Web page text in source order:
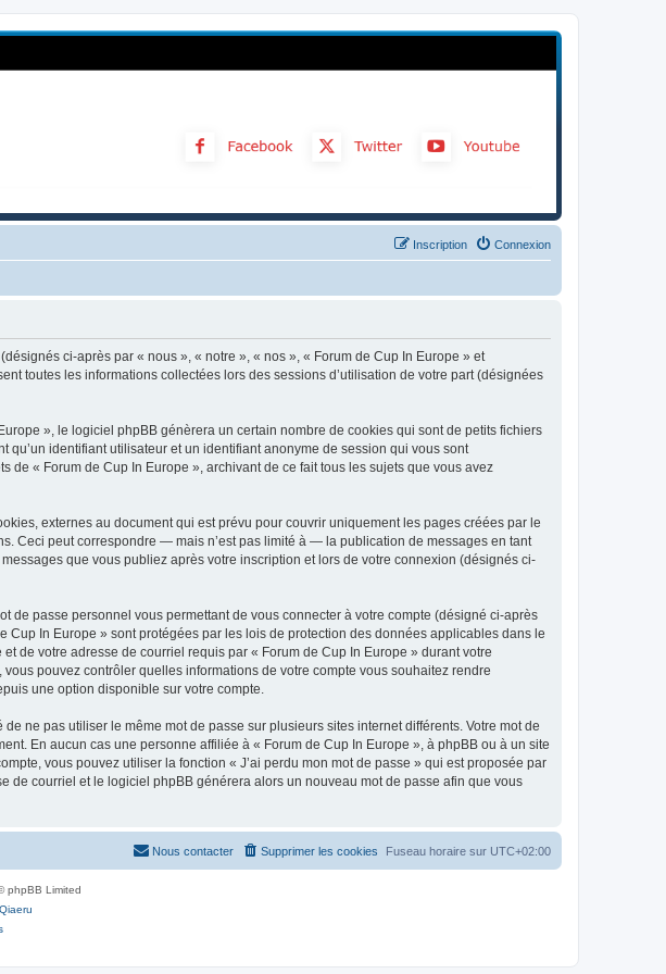
Connexion
Inscription
ci-après par « nous », « notre », « nos », « Forum de Cup In Europe » et
toutes les informations collectées lors des sessions d’utilisation de votre part (désignées
», le logiciel phpBB génèrera un certain nombre de cookies qui sont de petits fichiers
identifiant utilisateur et un identifiant anonyme de session qui vous sont
« Forum de Cup In Europe », archivant de ce fait tous les sujets que vous avez
externes au document qui est prévu pour couvrir uniquement les pages créées par le
Ceci peut correspondre — mais n’est pas limité à — la publication de messages en tant
que vous publiez après votre inscription et lors de votre connexion (désignés ci-
de passe personnel vous permettant de vous connecter à votre compte (désigné ci-après
In Europe » sont protégées par les lois de protection des données applicables dans le
de votre adresse de courriel requis par « Forum de Cup In Europe » durant votre
pouvez contrôler quelles informations de votre compte vous souhaitez rendre
une option disponible sur votre compte.
ne pas utiliser le même mot de passe sur plusieurs sites internet différents. Votre mot de
En aucun cas une personne affiliée à « Forum de Cup In Europe », à phpBB ou à un site
vous pouvez utiliser la fonction « J’ai perdu mon mot de passe » qui est proposée par
de courriel et le logiciel phpBB générera alors un nouveau mot de passe afin que vous
Fuseau horaire sur UTC+02:00
Supprimer les cookies
Nous contacter
phpBB Limited
Qiaeru